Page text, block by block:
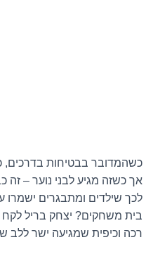
כשהמדובר בבטיחות בדרכים,
אך כשזה מגיע לבני נוער – זה
לכך שילדים ומתבגרים ישמרו
בית משחקים? יצחק בריל לקח
רכה וכיפית שמגיעה ישר ללב